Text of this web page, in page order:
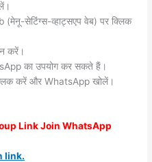
सेटिंग्स-व्हाट्सएप वेब) पर क्लिक
करें।
का उपयोग कर सकते हैं।
करें और WhatsApp खोलें।
Link Join WhatsApp
link.